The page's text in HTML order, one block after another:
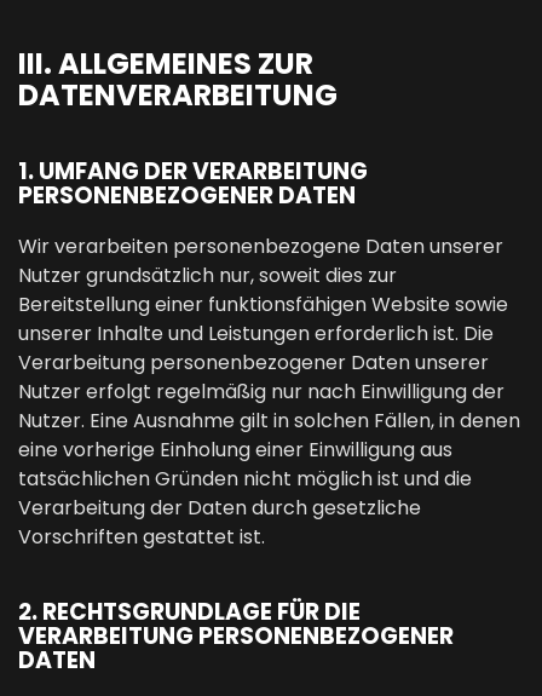
III. ALLGEMEINES ZUR
DATENVERARBEITUNG
1. UMFANG DER VERARBEITUNG
PERSONENBEZOGENER DATEN
Wir verarbeiten personenbezogene Daten unserer
Nutzer grundsätzlich nur, soweit dies zur
Bereitstellung einer funktionsfähigen Website sowie
unserer Inhalte und Leistungen erforderlich ist. Die
Verarbeitung personenbezogener Daten unserer
Nutzer erfolgt regelmäßig nur nach Einwilligung der
Nutzer. Eine Ausnahme gilt in solchen Fällen, in denen
eine vorherige Einholung einer Einwilligung aus
tatsächlichen Gründen nicht möglich ist und die
Verarbeitung der Daten durch gesetzliche
Vorschriften gestattet ist.
2. RECHTSGRUNDLAGE FÜR DIE
VERARBEITUNG PERSONENBEZOGENER
DATEN